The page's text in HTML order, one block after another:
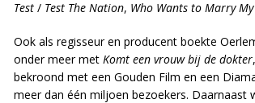
Test / Test The Nation, Who Wants to Marry My
Ook als regisseur en producent boekte
onder meer met Komt een vrouw bij de dokter
bekroond met een Gouden Film en een
meer dan één miljoen bezoekers. Daarnaast